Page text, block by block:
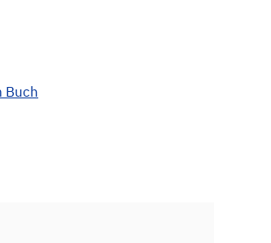
Buch